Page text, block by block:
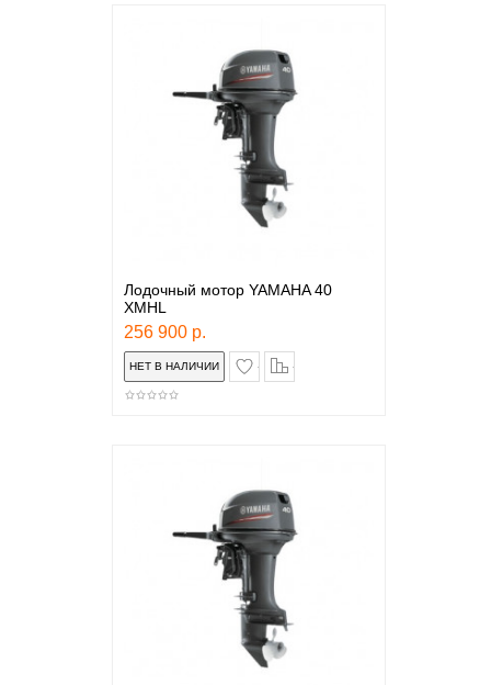
Лодочный мотор YAMAHA 40
XMHL
256 900 р.
в закладки